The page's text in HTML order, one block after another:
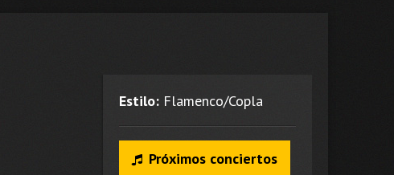
Estilo: Flamenco/Copla
Próximos conciertos